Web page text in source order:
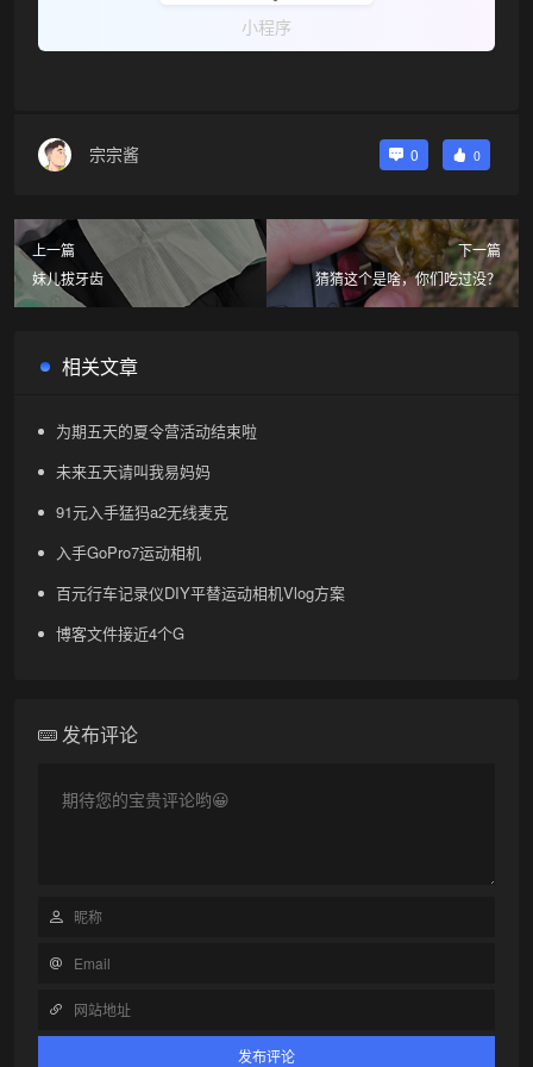
小程序
宗宗酱 0 0
上一篇
妹儿拔牙齿
下一篇
猜猜这个是啥，你们吃过没？
相关文章
为期五天的夏令营活动结束啦
未来五天请叫我易妈妈
91元入手猛犸a2无线麦克
入手GoPro7运动相机
百元行车记录仪DIY平替运动相机Vlog方案
博客文件接近4个G
发布评论